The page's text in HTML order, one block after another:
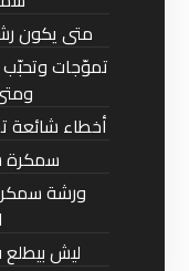
متى يكون
تموّجات وتحبّب
أخطاء شائعة
سمكرة
ورشة
ليش